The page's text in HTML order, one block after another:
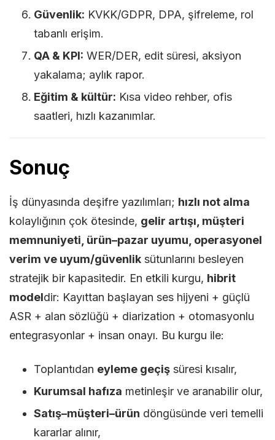
Güvenlik: KVKK/GDPR, DPA, şifreleme, rol
tabanlı erişim.
QA & KPI: WER/DER, edit süresi, aksiyon
yakalama; aylık rapor.
Eğitim & kültür: Kısa video rehber, ofis
saatleri, hızlı kazanımlar.
Sonuç
İş dünyasında deşifre yazılımları; hızlı not alma
kolaylığının çok ötesinde, gelir artışı, müşteri
memnuniyeti, ürün–pazar uyumu, operasyonel
verim ve uyum/güvenlik sütunlarını besleyen
stratejik bir kapasitedir. En etkili kurgu, hibrit
modeldir: Kayıttan başlayan ses hijyeni + güçlü
ASR + alan sözlüğü + diarization + otomasyonlu
entegrasyonlar + insan onayı. Bu kurgu ile:
Toplantıdan eyleme geçiş süresi kısalır,
Kurumsal hafıza metinleşir ve aranabilir olur,
Satış–müşteri–ürün döngüsünde veri temelli
kararlar alınır,